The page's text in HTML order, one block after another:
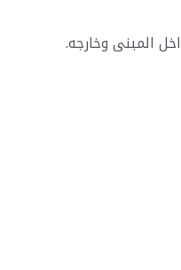
المبنى وخارجه.